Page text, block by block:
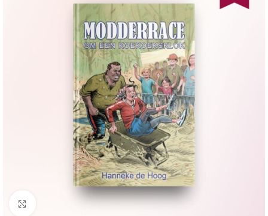
Groter bekijken